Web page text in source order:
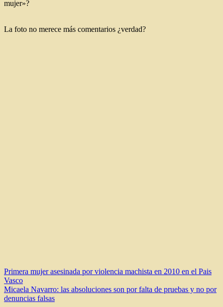
mujer»?
La foto no merece más comentarios ¿verdad?
Navegación
de
entradas
Primera mujer asesinada por violencia machista en 2010 en el Pais
Vasco
Micaela Navarro: las absoluciones son por falta de pruebas y no por
denuncias falsas